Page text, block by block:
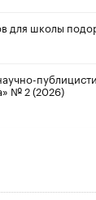
для школы
№ 2 (2026)